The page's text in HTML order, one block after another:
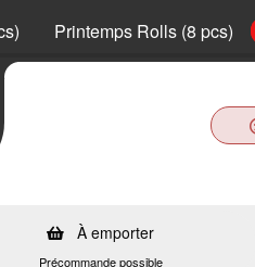
Printemps Rolls (8 pcs)
À emporter
Précommande possible